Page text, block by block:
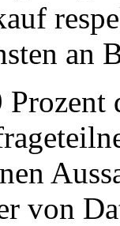
an
Prozent
von